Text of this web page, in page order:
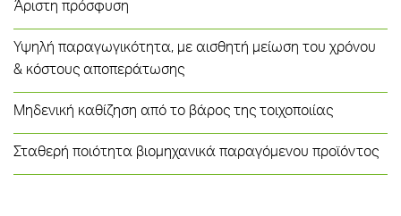
Άριστη πρόσφυση
Υψηλή παραγωγικότητα, με αισθητή μείωση του χρόνου
& κόστους αποπεράτωσης
Μηδενική καθίζηση από το βάρος της τοιχοποιίας
Σταθερή ποιότητα βιομηχανικά παραγόμενου προϊόντος